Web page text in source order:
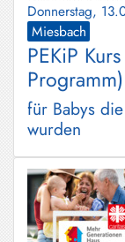
Donnerstag,
Miesbach
PEKiP
Programm)
für Babys
wurden